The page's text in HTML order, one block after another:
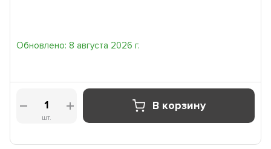
Обновлено: 8 августа 2026 г.
шт.
В корзину